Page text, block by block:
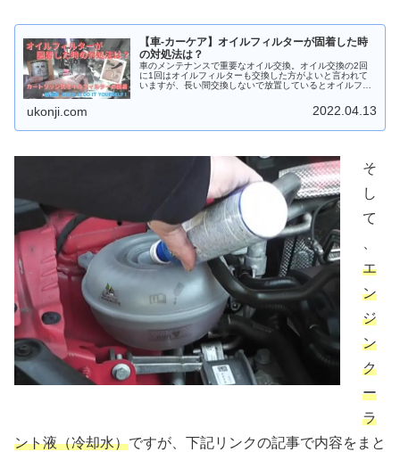
【車-カーケア】オイルフィルターが固着した時
の対処法は？
車のメンテナンスで重要なオイル交換。オイル交換の2回
に1回はオイルフィルターも交換した方がよいと言われて
いますが、長い間交換しないで放置しているとオイルフィ
ukonji.com 2022.04.13
そ
し
て
エ
ン
ジ
ン
ク
ー
ラ
ント液（冷却水）ですが、下記リンクの記事で内容をまと